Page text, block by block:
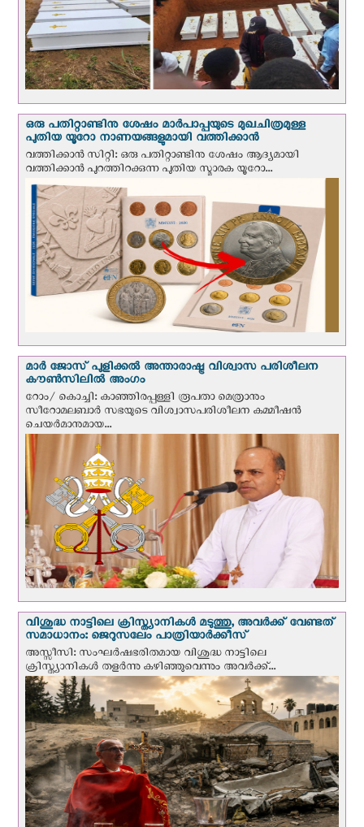
ഒരു പതിറ്റാണ്ടിനു ശേഷം മാർപാപ്പയുടെ മുഖചിത്രമുള്ള
പുതിയ യൂറോ നാണയങ്ങളുമായി വത്തിക്കാന്‍
വത്തിക്കാന്‍ സിറ്റി: ഒരു പതിറ്റാണ്ടിനു ശേഷം ആദ്യമായി
വത്തിക്കാൻ പുറത്തിറക്കുന്ന പുതിയ സ്മാരക യൂറോ...
മാർ ജോസ് പുളിക്കൽ അന്താരാഷ്ട്ര വിശ്വാസ പരിശീലന
കൗൺസിലിൽ അംഗം
റോം/ കൊച്ചി: കാഞ്ഞിരപ്പള്ളി രൂപതാ മെത്രാനും
സീറോമലബാർ സഭയുടെ വിശ്വാസപരിശീലന കമ്മീഷൻ
ചെയർമാനുമായ...
വിശുദ്ധ നാട്ടിലെ ക്രിസ്ത്യാനികൾ മടുത്തു, അവർക്ക് വേണ്ടത്
സമാധാനം: ജെറുസലേം പാത്രിയാര്‍ക്കീസ്
അസ്സീസി: സംഘര്‍ഷഭരിതമായ വിശുദ്ധ നാട്ടിലെ
ക്രിസ്ത്യാനികൾ തളര്‍ന്നു കഴിഞ്ഞുവെന്നും അവർക്ക്...